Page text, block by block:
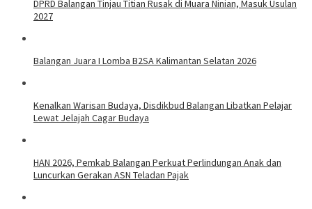
DPRD Balangan Tinjau Titian Rusak di Muara Ninian, Masuk Usulan
2027
Balangan Juara I Lomba B2SA Kalimantan Selatan 2026
Kenalkan Warisan Budaya, Disdikbud Balangan Libatkan Pelajar
Lewat Jelajah Cagar Budaya
HAN 2026, Pemkab Balangan Perkuat Perlindungan Anak dan
Luncurkan Gerakan ASN Teladan Pajak